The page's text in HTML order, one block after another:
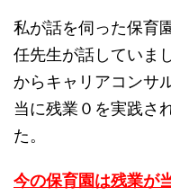
私が話を伺った保育
任先生が話していま
からキャリアコンサ
当に残業０を実践さ
た。
今の保育園は残業が